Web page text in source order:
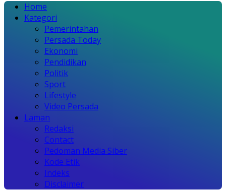
Home
Kategori
Pemerintahan
Persada Today
Ekonomi
Pendidikan
Politik
Sport
Lifestyle
Video Persada
Laman
Redaksi
Contact
Pedoman Media Siber
Kode Etik
Indeks
Disclaimer